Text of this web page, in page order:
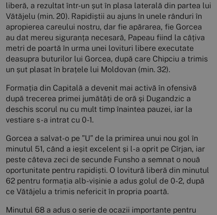
liberă, a rezultat într-un șut în plasa laterală din partea lui
Vătăjelu (min. 20). Rapidiștii au ajuns în unele rânduri în
apropierea careului nostru, dar fie apărarea, fie Gorcea
au dat mereu siguranța necesară, Papeau fiind la câțiva
metri de poartă în urma unei lovituri libere executate
deasupra buturilor lui Gorcea, după care Chipciu a trimis
un șut plasat în brațele lui Moldovan (min. 32).
Formația din Capitală a devenit mai activă în ofensivă
după trecerea primei jumătăți de oră și Dugandzic a
deschis scorul nu cu mult timp înaintea pauzei, iar la
vestiare s-a intrat cu 0-1.
Gorcea a salvat-o pe ”U” de la primirea unui nou gol în
minutul 51, când a ieșit excelent și l-a oprit pe Cîrjan, iar
peste câteva zeci de secunde Funsho a semnat o nouă
oportunitate pentru rapidiști. O lovitură liberă din minutul
62 pentru formația alb-vișinie a adus golul de 0-2, după
ce Vătăjelu a trimis nefericit în propria poartă.
Minutul 68 a adus o serie de ocazii importante pentru